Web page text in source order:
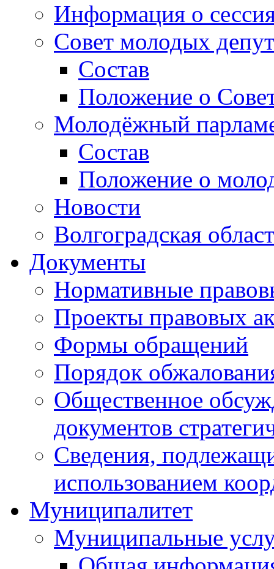
Информация о
Совет молодых
Состав
Положение о
Молодёжный
Состав
Положение о
Новости
Волгоградская
Документы
Нормативные
Проекты правовых
Формы обращений
Порядок
Общественное
документов
Сведения,
использованием
Муниципалитет
Муниципальные